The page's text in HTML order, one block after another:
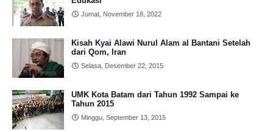
Jumat, November 18, 2022
Kisah Kyai Alawi Nurul Alam al Bantani Setelah
dari Qom, Iran
Selasa, Desember 22, 2015
UMK Kota Batam dari Tahun 1992 Sampai ke
Tahun 2015
Minggu, September 13, 2015